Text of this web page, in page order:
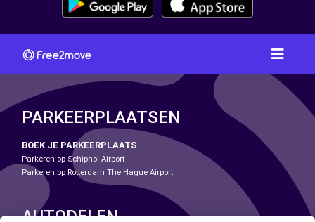
PARKEERPLAATSEN
BOEK JE PARKEERPLAATS
Parkeren op Schiphol Airport
Parkeren op Rotterdam The Hague Airport
AUTODELEN